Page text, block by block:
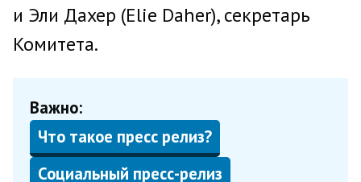
и Эли Дахер (Elie Daher), секретарь
Комитета.
Важно:
Что такое пресс релиз?
Социальный пресс-релиз